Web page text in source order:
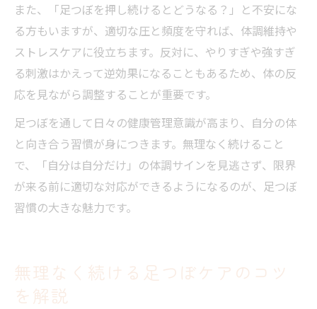
また、「足つぼを押し続けるとどうなる？」と不安にな
る方もいますが、適切な圧と頻度を守れば、体調維持や
ストレスケアに役立ちます。反対に、やりすぎや強すぎ
る刺激はかえって逆効果になることもあるため、体の反
応を見ながら調整することが重要です。
足つぼを通して日々の健康管理意識が高まり、自分の体
と向き合う習慣が身につきます。無理なく続けること
で、「自分は自分だけ」の体調サインを見逃さず、限界
が来る前に適切な対応ができるようになるのが、足つぼ
習慣の大きな魅力です。
無理なく続ける足つぼケアのコツ
を解説